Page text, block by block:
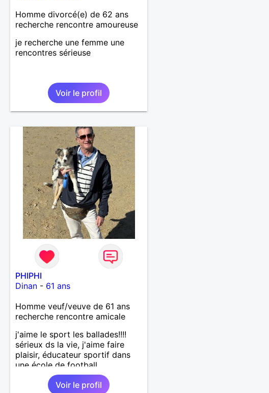
Homme divorcé(e) de 62 ans
recherche rencontre amoureuse
je recherche une femme une
rencontres sérieuse
Voir le profil
PHIPHI
Dinan - 61 ans
Homme veuf/veuve de 61 ans
recherche rencontre amicale
j'aime le sport les ballades!!!!
sérieux ds la vie, j'aime faire
plaisir, éducateur sportif dans
une école de football .
Voir le profil